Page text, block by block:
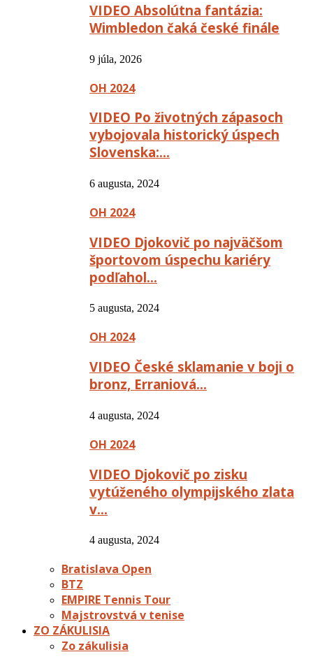
VIDEO Absolútna fantázia:
Wimbledon čaká české finále
9 júla, 2026
OH 2024
VIDEO Po životných zápasoch
vybojovala historický úspech
Slovenska:…
6 augusta, 2024
OH 2024
VIDEO Djokovič po najväčšom
športovom úspechu kariéry
podľahol…
5 augusta, 2024
OH 2024
VIDEO České sklamanie v boji o
bronz, Erraniová…
4 augusta, 2024
OH 2024
VIDEO Djokovič po zisku
vytúženého olympijského zlata
v…
4 augusta, 2024
Bratislava Open
BTZ
EMPIRE Tennis Tour
Majstrovstvá v tenise
ZO ZÁKULISIA
Zo zákulisia